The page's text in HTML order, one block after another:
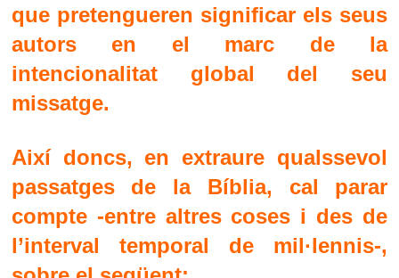
que pretengueren significar els seus
autors en el marc de la
intencionalitat global del seu
missatge.
Així doncs, en extraure qualssevol
passatges de la Bíblia, cal parar
compte -entre altres coses i des de
l’interval temporal de mil·lennis-,